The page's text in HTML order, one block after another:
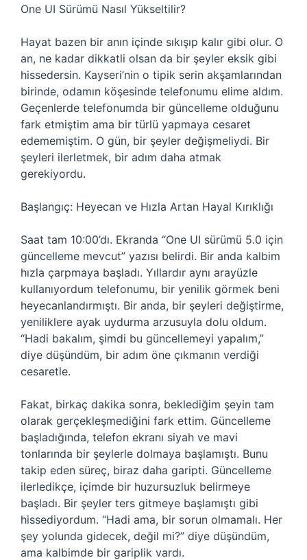
One UI Sürümü Nasıl Yükseltilir?
Hayat bazen bir anın içinde sıkışıp kalır gibi olur. O
an, ne kadar dikkatli olsan da bir şeyler eksik gibi
hissedersin. Kayseri’nin o tipik serin akşamlarından
birinde, odamın köşesinde telefonumu elime aldım.
Geçenlerde telefonumda bir güncelleme olduğunu
fark etmiştim ama bir türlü yapmaya cesaret
edememiştim. O gün, bir şeyler değişmeliydi. Bir
şeyleri ilerletmek, bir adım daha atmak
gerekiyordu.
Başlangıç: Heyecan ve Hızla Artan Hayal Kırıklığı
Saat tam 10:00’dı. Ekranda “One UI sürümü 5.0 için
güncelleme mevcut” yazısı belirdi. Bir anda kalbim
hızla çarpmaya başladı. Yıllardır aynı arayüzle
kullanıyordum telefonumu, bir yenilik görmek beni
heyecanlandırmıştı. Bir anda, bir şeyleri değiştirme,
yeniliklere ayak uydurma arzusuyla dolu oldum.
“Hadi bakalım, şimdi bu güncellemeyi yapalım,”
diye düşündüm, bir adım öne çıkmanın verdiği
cesaretle.
Fakat, birkaç dakika sonra, beklediğim şeyin tam
olarak gerçekleşmediğini fark ettim. Güncelleme
başladığında, telefon ekranı siyah ve mavi
tonlarında bir şeylerle dolmaya başlamıştı. Bunu
takip eden süreç, biraz daha garipti. Güncelleme
ilerledikçe, içimde bir huzursuzluk belirmeye
başladı. Bir şeyler ters gitmeye başlamıştı gibi
hissediyordum. “Hadi ama, bir sorun olmamalı. Her
şey yolunda gidecek, değil mi?” diye düşündüm,
ama kalbimde bir gariplik vardı.